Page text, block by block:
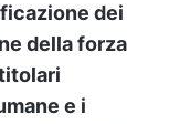
dei
della forza
e i